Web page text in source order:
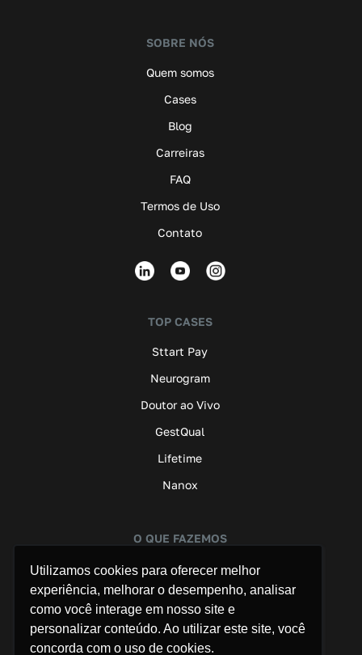
Utilizamos cookies para oferecer melhor
experiência, melhorar o desempenho, analisar
como você interage em nosso site e
personalizar conteúdo. Ao utilizar este site, você
concorda com o uso de cookies.
SOBRE NÓS
Quem somos
Cases
Blog
Carreiras
FAQ
Termos de Uso
Contato
TOP CASES
Sttart Pay
Neurogram
Doutor ao Vivo
GestQual
Lifetime
Nanox
O QUE FAZEMOS
Assessoria de Imprensa
Marketing B2B
Saúde